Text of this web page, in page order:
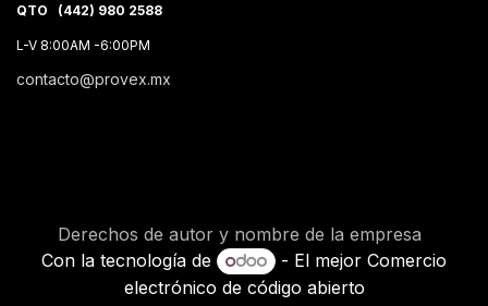
QTO (442) 980 2588
L-V 8:00AM -6:00PM
contacto@provex.mx
Derechos de autor y nombre de la empresa
Con la tecnología de
- El mejorComercio
electrónico de código abierto